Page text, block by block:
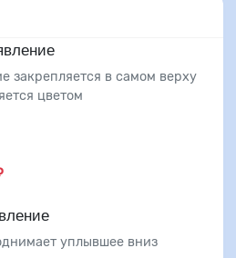
закрепляется в самом верху
цветом
уплывшее вниз